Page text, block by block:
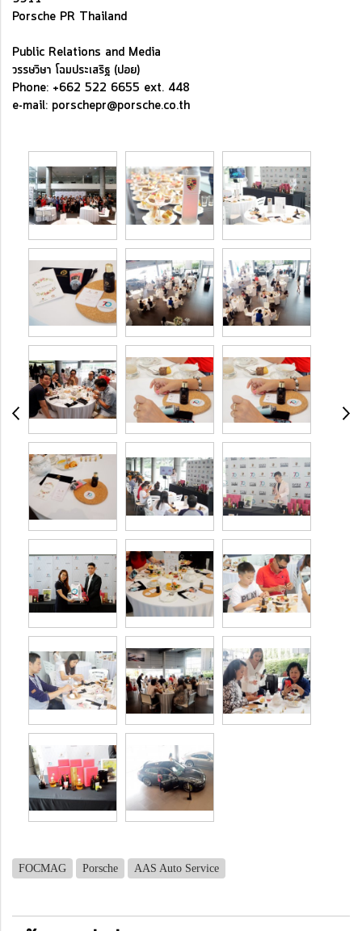
Porsche PR Thailand
Public Relations and Media
วรรษวิษา โฉมประเสริฐ (ปอย)
Phone: +662 522 6655 ext. 448
e-mail: porschepr@porsche.co.th
FOCMAG Porsche AAS Auto Service